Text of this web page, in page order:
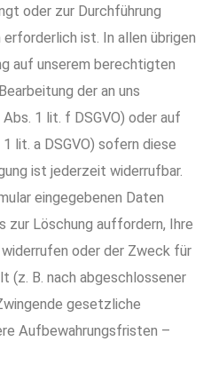
oder zur Durchführung
ist. In allen übrigen
auf unserem berechtigten
der an uns
1 lit. f DSGVO) oder auf
lit. a DSGVO) sofern diese
ist jederzeit widerrufbar.
eingegebenen Daten
zur Löschung auffordern, Ihre
widerrufen oder der Zweck für
(z. B. nach abgeschlossener
gesetzliche
Aufbewahrungsfristen –